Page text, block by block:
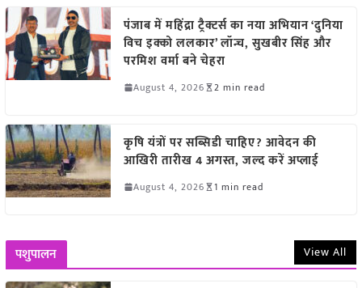
पंजाब में महिंद्रा ट्रैक्टर्स का नया अभियान ‘दुनिया
विच इक्को ललकार’ लॉन्च, सुखबीर सिंह और
परमिश वर्मा बने चेहरा
August 4, 2026 2 min read
कृषि यंत्रों पर सब्सिडी चाहिए? आवेदन की
आखिरी तारीख 4 अगस्त, जल्द करें अप्लाई
August 4, 2026 1 min read
पशुपालन View All